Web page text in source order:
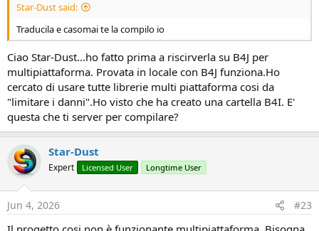
Star-Dust said:
Traducila e casomai te la compilo io
Ciao Star-Dust...ho fatto prima a riscirverla su B4J per
multipiattaforma. Provata in locale con B4J funziona.Ho
cercato di usare tutte librerie multi piattaforma cosi da
"limitare i danni".Ho visto che ha creato una cartella B4I. E'
questa che ti server per compilare?
Star-Dust
Expert Licensed User Longtime User
Jun 4, 2026 #23